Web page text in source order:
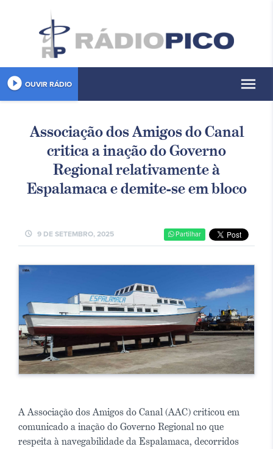
play_circle_filled OUVIR RÁDIO menu
Associação dos Amigos do Canal
critica a inação do Governo
Regional relativamente à
Espalamaca e demite-se em bloco
schedule 9 DE SETEMBRO, 2025 Partilhar
A Associação dos Amigos do Canal (AAC) criticou em
comunicado a inação do Governo Regional no que
respeita à navegabilidade da Espalamaca, decorridos